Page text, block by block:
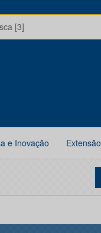
[3]
e Inovação Extensão